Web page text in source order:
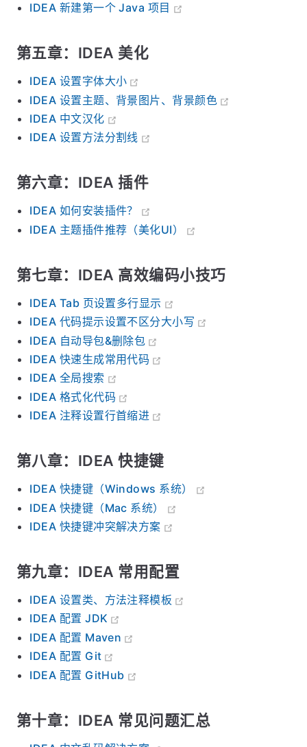
IDEA 新建第一个 Java 项目
第五章：IDEA 美化
IDEA 设置字体大小
IDEA 设置主题、背景图片、背景颜色
IDEA 中文汉化
IDEA 设置方法分割线
第六章：IDEA 插件
IDEA 如何安装插件？
IDEA 主题插件推荐（美化UI）
第七章：IDEA 高效编码小技巧
IDEA Tab 页设置多行显示
IDEA 代码提示设置不区分大小写
IDEA 自动导包&删除包
IDEA 快速生成常用代码
IDEA 全局搜索
IDEA 格式化代码
IDEA 注释设置行首缩进
第八章：IDEA 快捷键
IDEA 快捷键（Windows 系统）
IDEA 快捷键（Mac 系统）
IDEA 快捷键冲突解决方案
第九章：IDEA 常用配置
IDEA 设置类、方法注释模板
IDEA 配置 JDK
IDEA 配置 Maven
IDEA 配置 Git
IDEA 配置 GitHub
第十章：IDEA 常见问题汇总